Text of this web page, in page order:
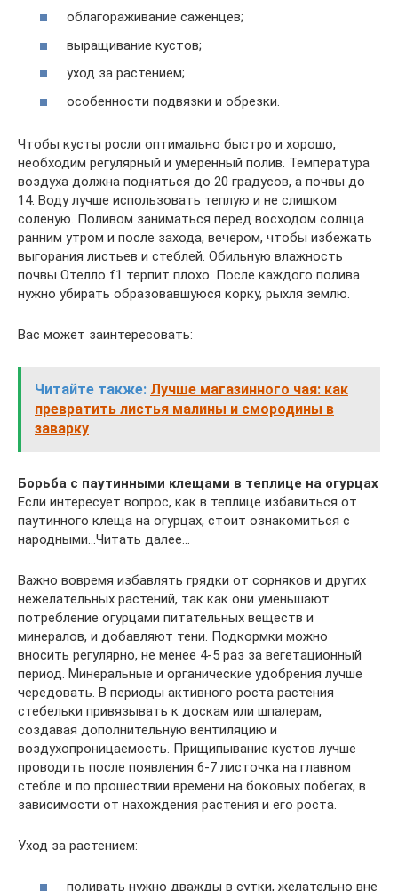
облагораживание саженцев;
выращивание кустов;
уход за растением;
особенности подвязки и обрезки.
Чтобы кусты росли оптимально быстро и хорошо,
необходим регулярный и умеренный полив. Температура
воздуха должна подняться до 20 градусов, а почвы до
14. Воду лучше использовать теплую и не слишком
соленую. Поливом заниматься перед восходом солнца
ранним утром и после захода, вечером, чтобы избежать
выгорания листьев и стеблей. Обильную влажность
почвы Отелло f1 терпит плохо. После каждого полива
нужно убирать образовавшуюся корку, рыхля землю.
Вас может заинтересовать:
Читайте также: Лучше магазинного чая: как
превратить листья малины и смородины в
заварку
Борьба с паутинными клещами в теплице на огурцах
Если интересует вопрос, как в теплице избавиться от
паутинного клеща на огурцах, стоит ознакомиться с
народными…Читать далее…
Важно вовремя избавлять грядки от сорняков и других
нежелательных растений, так как они уменьшают
потребление огурцами питательных веществ и
минералов, и добавляют тени. Подкормки можно
вносить регулярно, не менее 4-5 раз за вегетационный
период. Минеральные и органические удобрения лучше
чередовать. В периоды активного роста растения
стебельки привязывать к доскам или шпалерам,
создавая дополнительную вентиляцию и
воздухопроницаемость. Прищипывание кустов лучше
проводить после появления 6-7 листочка на главном
стебле и по прошествии времени на боковых побегах, в
зависимости от нахождения растения и его роста.
Уход за растением:
поливать нужно дважды в сутки, желательно вне